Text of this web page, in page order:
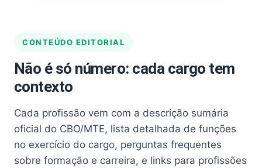
CONTEÚDO EDITORIAL
Não é só número: cada cargo tem
contexto
Cada profissão vem com a descrição sumária
oficial do CBO/MTE, lista detalhada de funções
no exercício do cargo, perguntas frequentes
sobre formação e carreira, e links para profissões